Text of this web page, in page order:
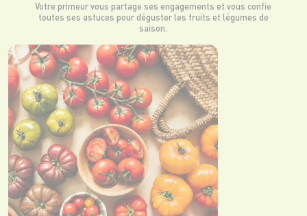
Votre primeur vous partage ses engagements et vous confie
toutes ses astuces pour déguster les fruits et légumes de
saison.